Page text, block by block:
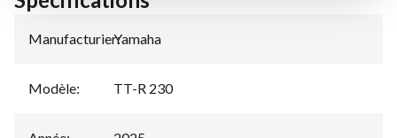
Manufacturier:
Yamaha
Modèle: TT-R 230